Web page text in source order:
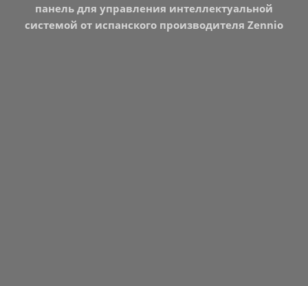
панель для управления интеллектуальной
системой от испанского производителя Zennio